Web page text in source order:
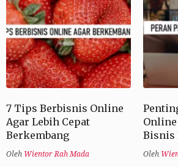
7 Tips Berbisnis Online
Agar Lebih Cepat
Berkembang
Oleh Wientor Rah Mada
Online
Bisnis
Oleh